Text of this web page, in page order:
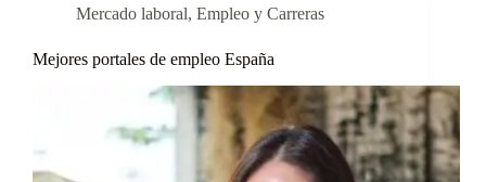
Mercado laboral, Empleo y Carreras
Mejores portales de empleo España